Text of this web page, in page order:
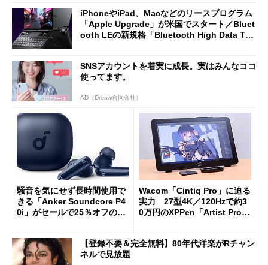
iPhoneやiPad、Macなどのリースプログラム
「Apple Upgrade」が米国でスタート／Bluet
ooth LEの新規格「Bluetooth High Data Thr
SNSアカウントを着実に成長。実はみんなココ
使ってます。
AD（Dreaw合同会社）
騒音を気にせず長時間使用で
きる「Anker Soundcore P4
0i」がセールで25％オフの59
Wacom「Cintiq Pro」に迫る
実力 27型4K／120Hzで約3
0万円のXPPen「Artist Pro 2
【登録不要＆完全無料】80年代洋楽がRチャン
ネルで見放題